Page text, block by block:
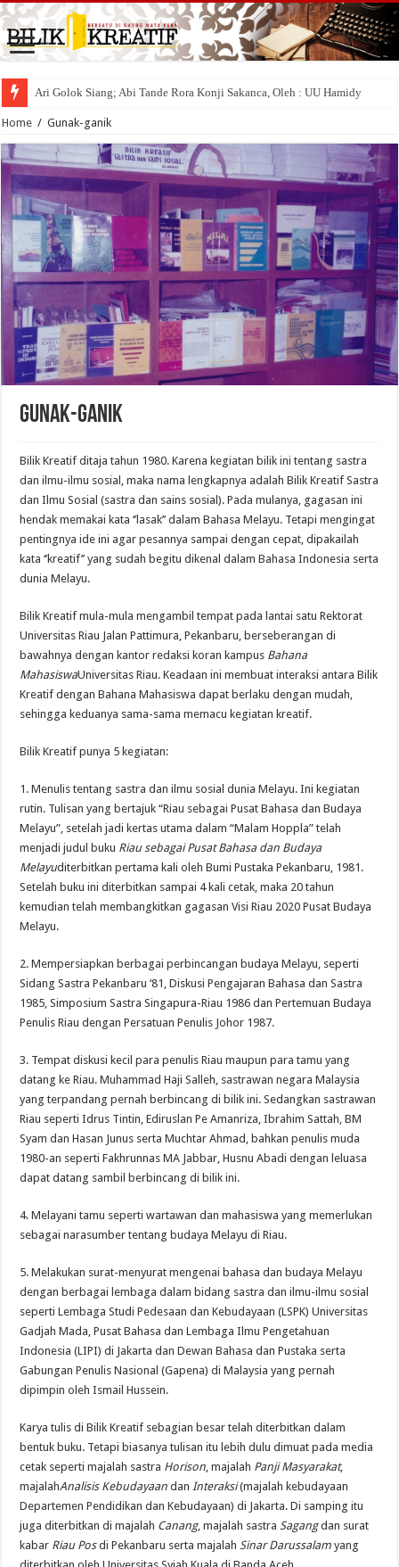
Ari Golok Siang; Abi Tande Rora Konji Sakanca, Oleh : UU Hamidy
Home / Gunak-ganik
Gunak-ganik
Bilik Kreatif ditaja tahun 1980. Karena kegiatan bilik ini tentang sastra
dan ilmu-ilmu sosial, maka nama lengkapnya adalah Bilik Kreatif Sastra
dan Ilmu Sosial (sastra dan sains sosial). Pada mulanya, gagasan ini
hendak memakai kata ‘’lasak’’ dalam Bahasa Melayu. Tetapi mengingat
pentingnya ide ini agar pesannya sampai dengan cepat, dipakailah
kata ‘’kreatif’’ yang sudah begitu dikenal dalam Bahasa Indonesia serta
dunia Melayu.
Bilik Kreatif mula-mula mengambil tempat pada lantai satu Rektorat
Universitas Riau Jalan Pattimura, Pekanbaru, berseberangan di
bawahnya dengan kantor redaksi koran kampus Bahana
MahasiswaUniversitas Riau. Keadaan ini membuat interaksi antara Bilik
Kreatif dengan Bahana Mahasiswa dapat berlaku dengan mudah,
sehingga keduanya sama-sama memacu kegiatan kreatif.
Bilik Kreatif punya 5 kegiatan:
1. Menulis tentang sastra dan ilmu sosial dunia Melayu. Ini kegiatan
rutin. Tulisan yang bertajuk “Riau sebagai Pusat Bahasa dan Budaya
Melayu”, setelah jadi kertas utama dalam “Malam Hoppla” telah
menjadi judul buku Riau sebagai Pusat Bahasa dan Budaya
Melayuditerbitkan pertama kali oleh Bumi Pustaka Pekanbaru, 1981.
Setelah buku ini diterbitkan sampai 4 kali cetak, maka 20 tahun
kemudian telah membangkitkan gagasan Visi Riau 2020 Pusat Budaya
Melayu.
2. Mempersiapkan berbagai perbincangan budaya Melayu, seperti
Sidang Sastra Pekanbaru ‘81, Diskusi Pengajaran Bahasa dan Sastra
1985, Simposium Sastra Singapura-Riau 1986 dan Pertemuan Budaya
Penulis Riau dengan Persatuan Penulis Johor 1987.
3. Tempat diskusi kecil para penulis Riau maupun para tamu yang
datang ke Riau. Muhammad Haji Salleh, sastrawan negara Malaysia
yang terpandang pernah berbincang di bilik ini. Sedangkan sastrawan
Riau seperti Idrus Tintin, Ediruslan Pe Amanriza, Ibrahim Sattah, BM
Syam dan Hasan Junus serta Muchtar Ahmad, bahkan penulis muda
1980-an seperti Fakhrunnas MA Jabbar, Husnu Abadi dengan leluasa
dapat datang sambil berbincang di bilik ini.
4. Melayani tamu seperti wartawan dan mahasiswa yang memerlukan
sebagai narasumber tentang budaya Melayu di Riau.
5. Melakukan surat-menyurat mengenai bahasa dan budaya Melayu
dengan berbagai lembaga dalam bidang sastra dan ilmu-ilmu sosial
seperti Lembaga Studi Pedesaan dan Kebudayaan (LSPK) Universitas
Gadjah Mada, Pusat Bahasa dan Lembaga Ilmu Pengetahuan
Indonesia (LIPI) di Jakarta dan Dewan Bahasa dan Pustaka serta
Gabungan Penulis Nasional (Gapena) di Malaysia yang pernah
dipimpin oleh Ismail Hussein.
Karya tulis di Bilik Kreatif sebagian besar telah diterbitkan dalam
bentuk buku. Tetapi biasanya tulisan itu lebih dulu dimuat pada media
cetak seperti majalah sastra Horison , majalah Panji Masyarakat,
majalahAnalisis Kebudayaan dan Interaksi(majalah kebudayaan
Departemen Pendidikan dan Kebudayaan) di Jakarta. Di samping itu
juga diterbitkan di majalah Canang, majalah sastra Sagangdan surat
kabar Riau Posdi Pekanbaru serta majalah Sinar Darussalam yang